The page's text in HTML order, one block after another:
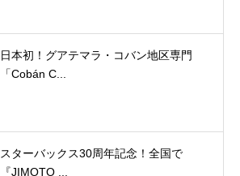
日本初！グアテマラ・コバン地区専門
「Cobán C...
スターバックス30周年記念！全国で
『JIMOTO ...